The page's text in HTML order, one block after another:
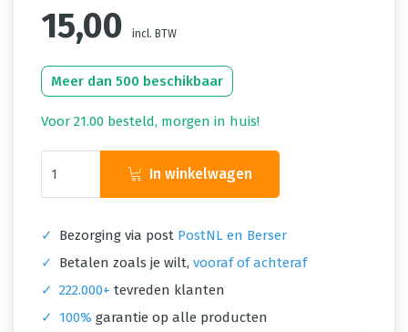
15,00 incl. BTW
Meer dan 500 beschikbaar
Voor 21.00 besteld, morgen in huis!
In winkelwagen
✓ Bezorging via post PostNL en Berser
✓
Betalen zoals je wilt, vooraf of achteraf
✓ 222.000+ tevreden klanten
✓
100% garantie op alle producten